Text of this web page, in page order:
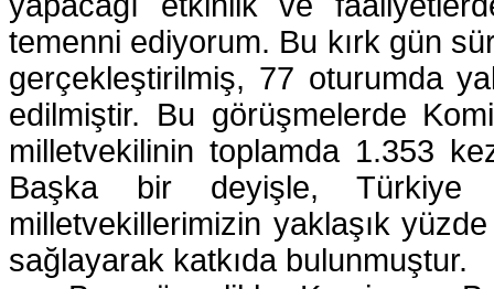
temenni ediyorum. Bu kırk gün
gerçekleştirilmiş, 77 oturumda
edilmiştir. Bu görüşmelerde
milletvekilinin toplamda 1.353
Başka bir deyişle, Türkiye
milletvekillerimizin yaklaşık
sağlayarak katkıda bulunmuştur.